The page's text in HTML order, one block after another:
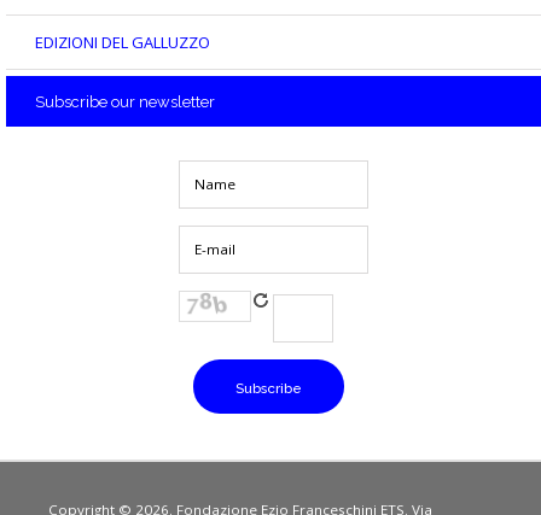
EDIZIONI DEL GALLUZZO
Subscribe our newsletter
Copyright © 2026. Fondazione Ezio Franceschini ETS. Via